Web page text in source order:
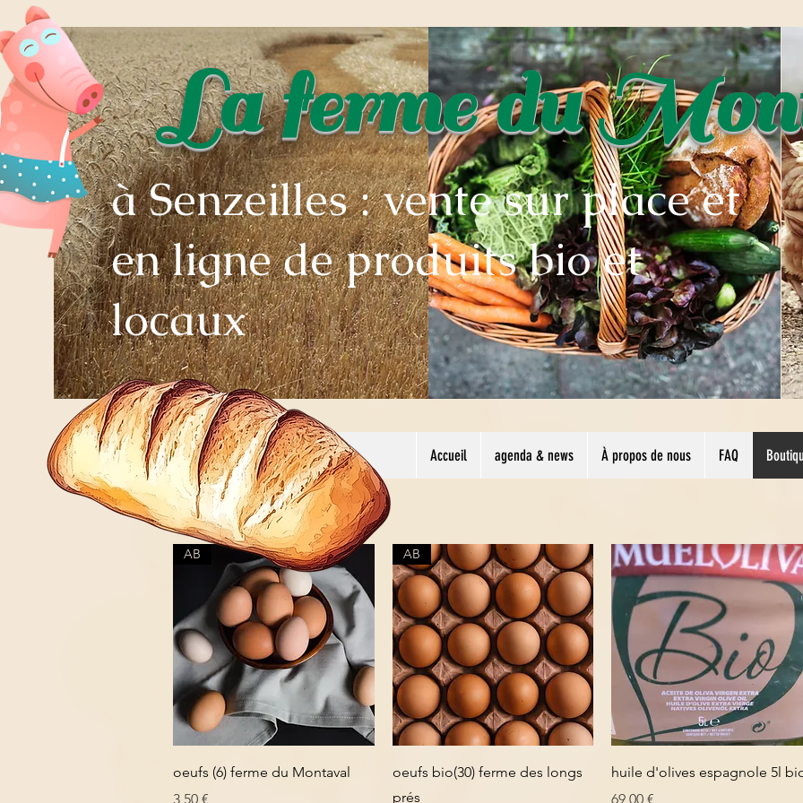
à Senzeilles : vente sur place et
en ligne de produits bio et
locaux
La ferme du
Accueil agenda & news À propos de nous FAQ
Aperçu rapide
AB
oeufs (6) ferme du Montaval
Prix
3,50 €
Aperçu rapide
AB
oeufs bio(30) ferme des longs
prés
Aperçu rapide
huile d'olives espagnole 5l
Prix
69,00 €